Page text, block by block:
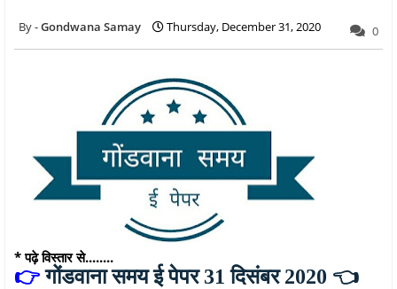
Gondwana Samay Thursday, December 31, 2020 0
* पढ़े विस्तार से........
👉गोंडवाना समय ई पेपर 31 दिसंबर 2020 👈